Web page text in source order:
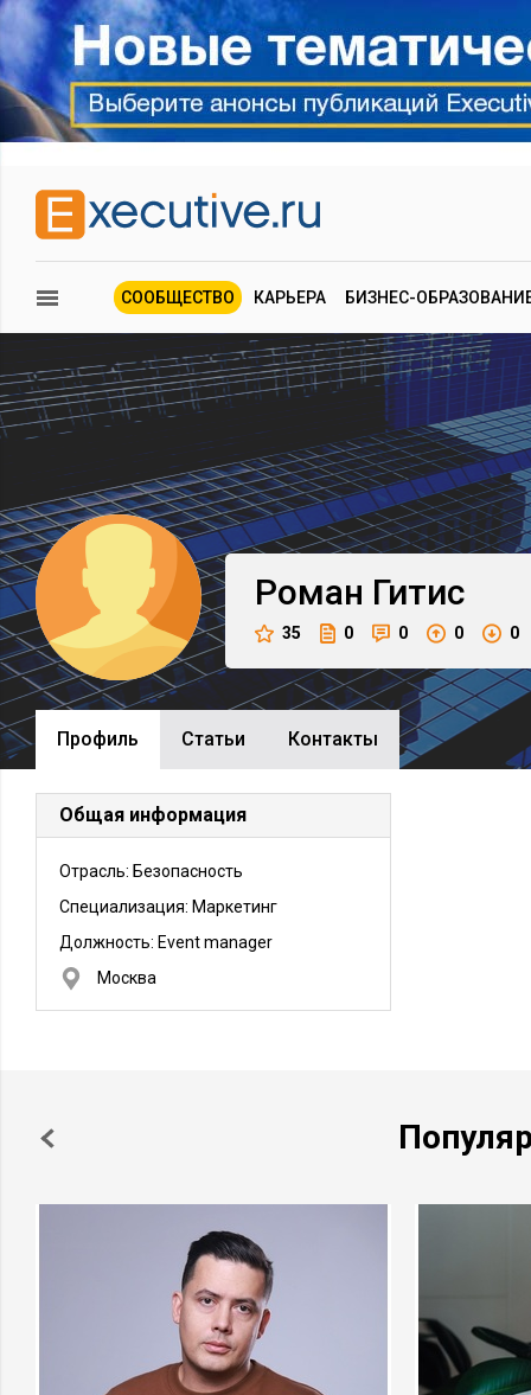
СООБЩЕСТВО КАРЬЕРА БИЗНЕС-
Роман Гитис
35 0 0 0 0
Профиль Cтатьи Контакты
Общая информация
Отрасль: Безопасность
Специализация: Маркетинг
Должность: Event manager
Москва